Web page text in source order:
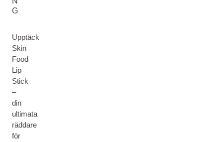
G
Upptäck
Skin
Food
Lip
Stick
–
din
ultimata
räddare
för